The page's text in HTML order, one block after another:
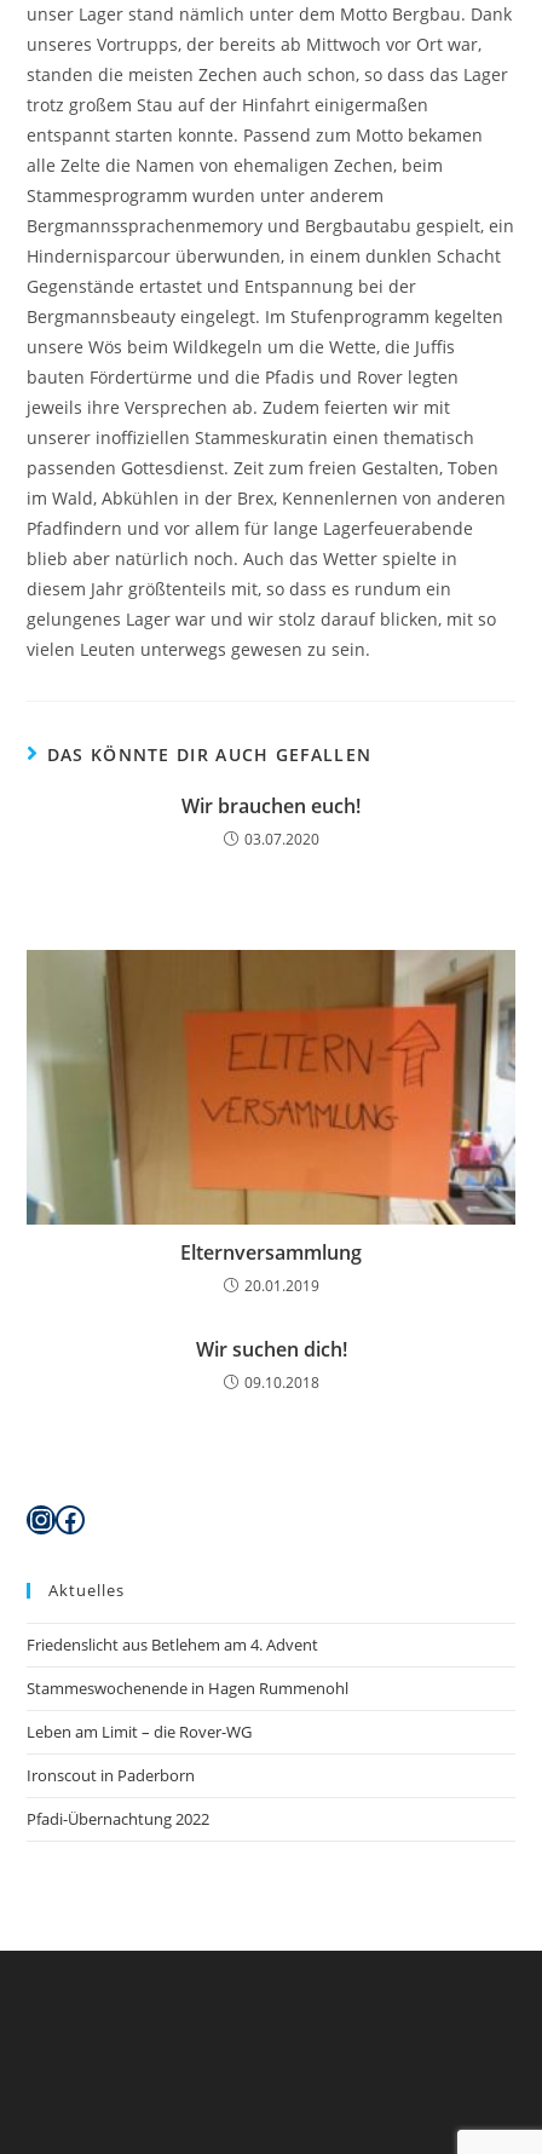
unser Lager stand nämlich unter dem Motto Bergbau. Dank
unseres Vortrupps, der bereits ab Mittwoch vor Ort war,
standen die meisten Zechen auch schon, so dass das Lager
trotz großem Stau auf der Hinfahrt einigermaßen
entspannt starten konnte. Passend zum Motto bekamen
alle Zelte die Namen von ehemaligen Zechen, beim
Stammesprogramm wurden unter anderem
Bergmannssprachenmemory und Bergbautabu gespielt, ein
Hindernisparcour überwunden, in einem dunklen Schacht
Gegenstände ertastet und Entspannung bei der
Bergmannsbeauty eingelegt. Im Stufenprogramm kegelten
unsere Wös beim Wildkegeln um die Wette, die Juffis
bauten Fördertürme und die Pfadis und Rover legten
jeweils ihre Versprechen ab. Zudem feierten wir mit
unserer inoffiziellen Stammeskuratin einen thematisch
passenden Gottesdienst. Zeit zum freien Gestalten, Toben
im Wald, Abkühlen in der Brex, Kennenlernen von anderen
Pfadfindern und vor allem für lange Lagerfeuerabende
blieb aber natürlich noch. Auch das Wetter spielte in
diesem Jahr größtenteils mit, so dass es rundum ein
gelungenes Lager war und wir stolz darauf blicken, mit so
vielen Leuten unterwegs gewesen zu sein.
DAS KÖNNTE DIR AUCH GEFALLEN
Wir brauchen euch!
03.07.2020
Elternversammlung
20.01.2019
Wir suchen dich!
09.10.2018
Instagram
Facebook
Aktuelles
Friedenslicht aus Betlehem am 4. Advent
Stammeswochenende in Hagen Rummenohl
Leben am Limit – die Rover-WG
Ironscout in Paderborn
Pfadi-Übernachtung 2022